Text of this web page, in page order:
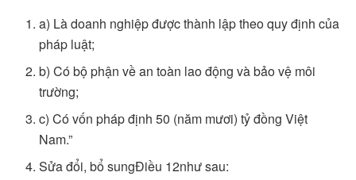
a) Là doanh nghiệp được thành lập theo quy định của
pháp luật;
b) Có bộ phận về an toàn lao động và bảo vệ môi
trường;
c) Có vốn pháp định 50 (năm mươi) tỷ đồng Việt
Nam.”
Sửa đổi, bổ sungĐiều 12như sau: